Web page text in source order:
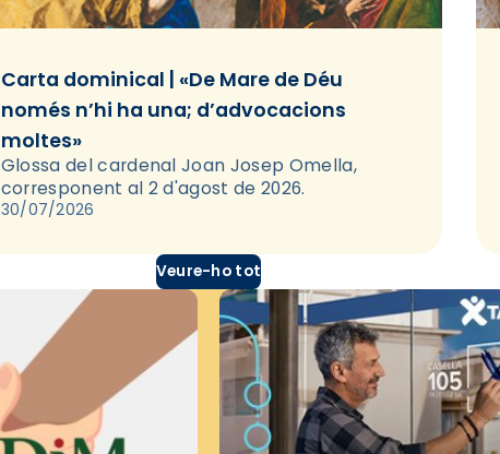
Carta dominical | «De Mare de Déu
només n’hi ha una; d’advocacions
moltes»
Glossa del cardenal Joan Josep Omella,
corresponent al 2 d'agost de 2026.
30/07/2026
Veure-ho tot